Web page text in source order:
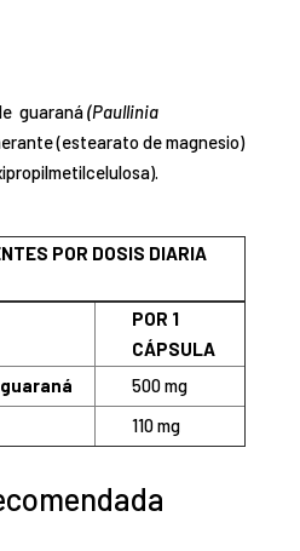
guaraná(Paullinia
(estearato de magnesio)
POR DOSIS DIARIA
POR 1
CÁPSULA
500 mg
110 mg